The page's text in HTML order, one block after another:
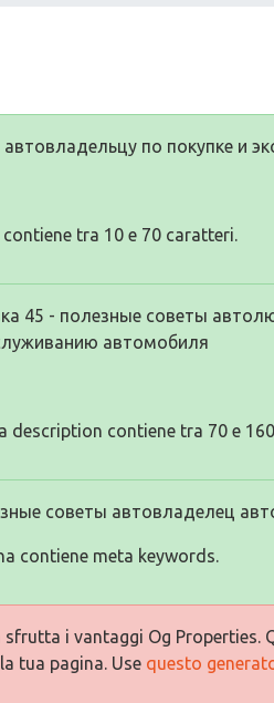
по покупке и
tra 10 e 70 caratteri.
45 - полезные советы
автомобиля
description contiene tra 70 e
советы автовладелец
contiene meta keywords.
sfrutta i vantaggi Og
tua pagina. Use questo